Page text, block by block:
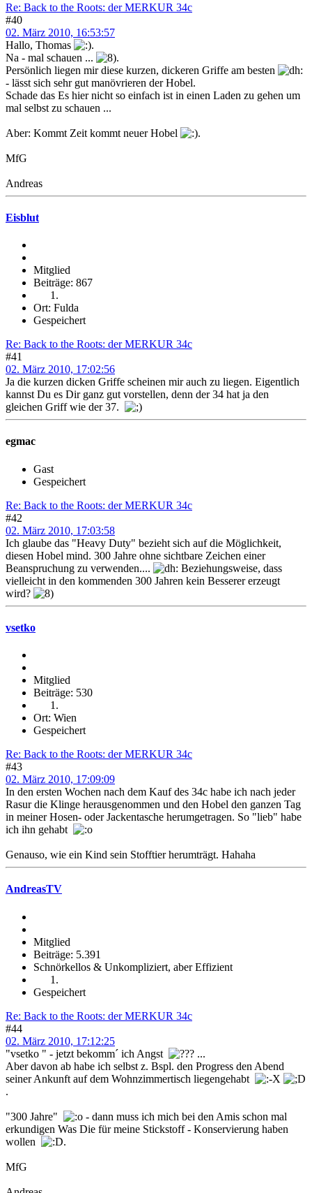
Re: Back to the Roots: der MERKUR 34c
#40
02. März 2010, 16:53:57
Hallo, Thomas
.
Na - mal schauen ...
.
Persönlich liegen mir diese kurzen, dickeren Griffe am besten
- lässt sich sehr gut manövrieren der Hobel.
Schade das Es hier nicht so einfach ist in einen Laden zu gehen um
mal selbst zu schauen ...
Aber: Kommt Zeit kommt neuer Hobel .
MfG
Andreas
Eisblut
Mitglied
Beiträge: 867
Ort: Fulda
Gespeichert
Re: Back to the Roots: der MERKUR 34c
#41
02. März 2010, 17:02:56
Ja die kurzen dicken Griffe scheinen mir auch zu liegen. Eigentlich
kannst Du es Dir ganz gut vorstellen, denn der 34 hat ja den
gleichen Griff wie der 37.
egmac
Gast
Gespeichert
Re: Back to the Roots: der MERKUR 34c
#42
02. März 2010, 17:03:58
Ich glaube das "Heavy Duty" bezieht sich auf die Möglichkeit,
diesen Hobel mind. 300 Jahre ohne sichtbare Zeichen einer
Beanspruchung zu verwenden....
Beziehungsweise, dass
vielleicht in den kommenden 300 Jahren kein Besserer erzeugt
wird?
vsetko
Mitglied
Beiträge: 530
Ort: Wien
Gespeichert
Re: Back to the Roots: der MERKUR 34c
#43
02. März 2010, 17:09:09
In den ersten Wochen nach dem Kauf des 34c habe ich nach jeder
Rasur die Klinge herausgenommen und den Hobel den ganzen Tag
in meiner Hosen- oder Jackentasche herumgetragen. So "lieb" habe
ich ihn gehabt
Genauso, wie ein Kind sein Stofftier herumträgt. Hahaha
AndreasTV
Mitglied
Beiträge: 5.391
Schnörkellos & Unkompliziert, aber Effizient
Gespeichert
Re: Back to the Roots: der MERKUR 34c
#44
02. März 2010, 17:12:25
"vsetko " - jetzt bekomm´ ich Angst
...
Aber davon ab habe ich selbst z. Bspl. den Progress den Abend
seiner Ankunft auf dem Wohnzimmertisch liegengehabt
.
"300 Jahre"
- dann muss ich mich bei den Amis schon mal
erkundigen Was Die für meine Stickstoff - Konservierung haben
wollen
.
MfG